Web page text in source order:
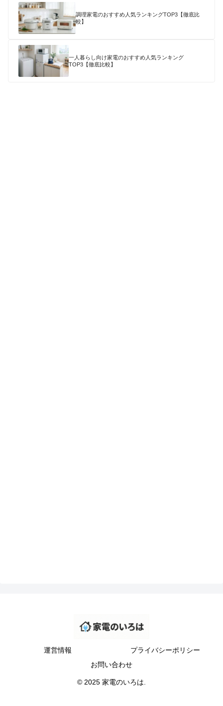
調理家電のおすすめ人気ランキングTOP3【徹底比
較】
一人暮らし向け家電のおすすめ人気ランキング
TOP3【徹底比較】
運営情報
プライバシーポリシー
お問い合わせ
© 2025 家電のいろは.